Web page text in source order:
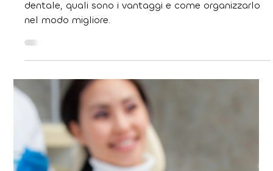
Come scegliere il miglior
trattamento per i tuoi denti: guida
pratica
Vuoi un consulto personalizzato? Richiedi ora un
preventivo gratuito e scopri quale trattamento fa
per te!